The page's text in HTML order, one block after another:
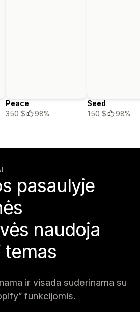
Peace
350 $
98%
Seed
150 $
98%
pasaulyje
naudoja
temas
ir visada suderinama su
funkcijomis.